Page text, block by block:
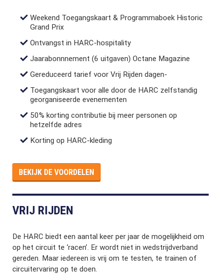
Weekend Toegangskaart & Programmaboek Historic
Grand Prix
Ontvangst in HARC-hospitality
Jaarabonnnement (6 uitgaven) Octane Magazine
Gereduceerd tarief voor Vrij Rijden dagen-
Toegangskaart voor alle door de HARC zelfstandig
georganiseerde evenementen
50% korting contributie bij meer personen op
hetzelfde adres
Korting op HARC-kleding
BEKIJK DE VOORDELEN
VRIJ RIJDEN
De HARC biedt een aantal keer per jaar de mogelijkheid om
op het circuit te ‘racen’. Er wordt niet in wedstrijdverband
gereden. Maar iedereen is vrij om te testen, te trainen of
circuitervaring op te doen.